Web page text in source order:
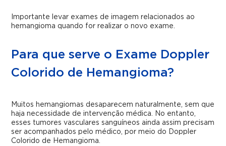
Importante levar exames de imagem relacionados ao
hemangioma quando for realizar o novo exame.
Para que serve o Exame Doppler
Colorido de Hemangioma?
Muitos hemangiomas desaparecem naturalmente, sem que
haja necessidade de intervenção médica. No entanto,
esses tumores vasculares sanguíneos ainda assim precisam
ser acompanhados pelo médico, por meio do Doppler
Colorido de Hemangioma.